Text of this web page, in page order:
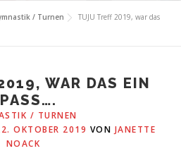
/ Turnen
TUJU Treff 2019, war das
WAR DAS EIN
/ TURNEN
OKTOBER 2019 VON JANETTE
NOACK